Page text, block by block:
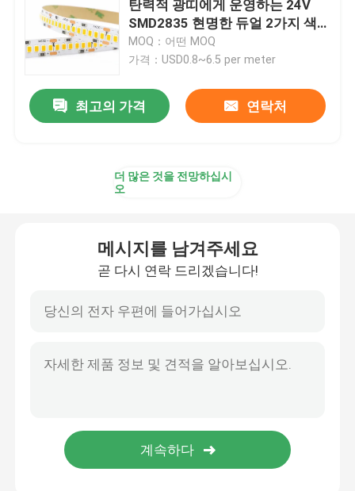
LED 벽에 설치하는 세척기 빛
선반 led 라이트닝 하에
주도하는 알루미늄 프로파일
주도하는 선 매달리는 빛
LED 센서 액세서리
탄력적 광띠에게 운영하는 24V
SMD2835 현명한 듀얼 2가지 색
깔 물을 보내게 했습니다
MOQ：어떤 MOQ
가격：USD0.8~6.5 per meter
최고의 가격 연락처
더 많은 것을 전망하십시
오
메시지를 남겨주세요
곧 다시 연락 드리겠습니다!